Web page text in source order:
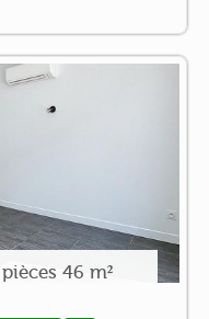
46 m²